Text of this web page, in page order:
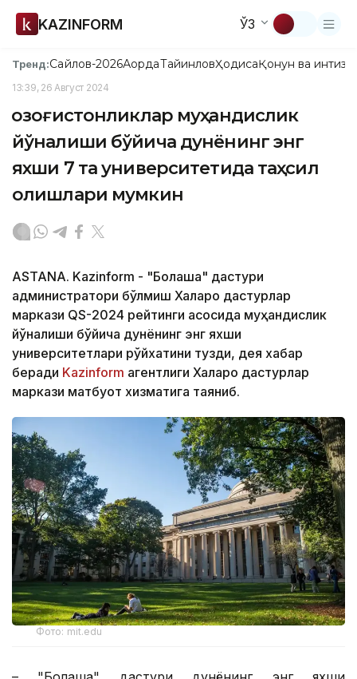
KAZINFORM ЎЗ
Тренд:Сайлов-2026АқордаТайинловҲодисаҚонун ва
13:39, 26 Август 2024
Қозоғистонликлар муҳандислик
йўналиши бўйича дунёнинг энг
яхши 7 та университетида таҳсил
олишлари мумкин
ASTANA. Kazinform - "Болашақ" дастури
администратори бўлмиш Халқаро дастурлар
маркази QS-2024 рейтинги асосида муҳандислик
йўналиши бўйича дунёнинг энг яхши
университетлари рўйхатини тузди, дея хабар
беради Kazinform агентлиги Халқаро дастурлар
маркази матбуот хизматига таяниб.
Фото: mit.edu